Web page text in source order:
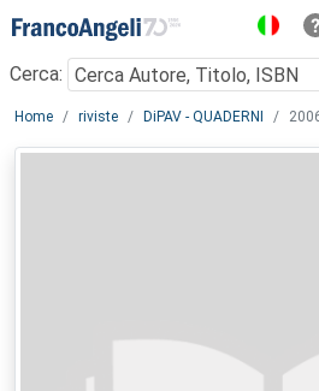
Menu
Cerca:
Main content
Home riviste DiPAV - QUADERNI